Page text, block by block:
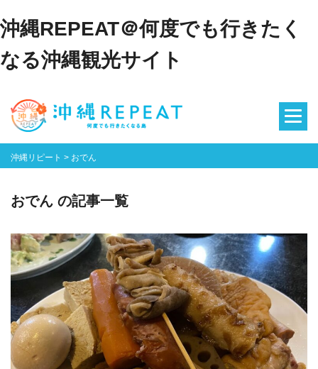
沖縄REPEAT＠何度でも行きたく
なる沖縄観光サイト
沖縄リピート > おでん
おでん の記事一覧